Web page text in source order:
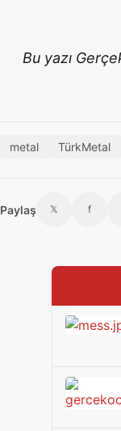
Bu yazı
metal TürkMetal
Paylaş 𝕏 f